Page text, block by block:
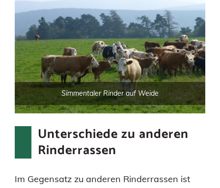
Simmentaler Rinder auf Weide
Unterschiede zu anderen
Rinderrassen
Im Gegensatz zu anderen Rinderrassen ist